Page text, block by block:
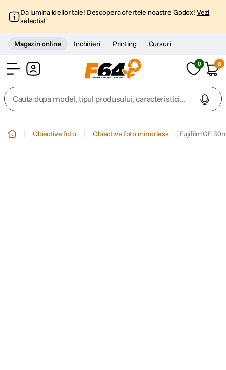
Da lumina ideilor tale! Descopera ofertele noastre Godox! Vezi
selectia!
Magazin online Inchirieri Printing Cursuri
0 0
Cauta dupa model, tipul produsului, caracteristici...
Obiective foto Obiective foto mirrorless Fujifilm GF